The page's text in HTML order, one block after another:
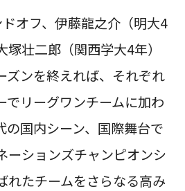
オフ、伊藤龍之介（明大4
壮二郎（関西学大4年）
ズンを終えれば、それぞれ
でリーグワンチームに加わ
の国内シーン、国際舞台で
ーションズチャンピオンシ
れたチームをさらなる高み